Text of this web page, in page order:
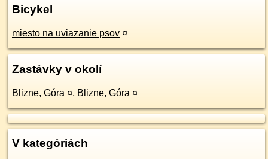
Bicykel
miesto na uviazanie psov ¤
Zastávky v okolí
Blizne, Góra ¤, Blizne, Góra ¤
V kategóriách